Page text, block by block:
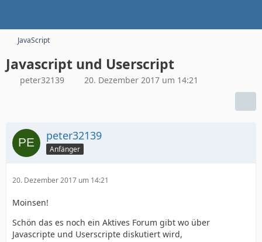
JavaScript
Javascript und Userscript
peter32139 20. Dezember 2017 um 14:21
peter32139
Anfänger
20. Dezember 2017 um 14:21
Moinsen!
Schön das es noch ein Aktives Forum gibt wo über
Javascripte und Userscripte diskutiert wird,